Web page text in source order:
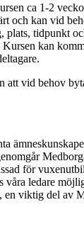
ca 1-2
och kan vid
plats, tidpunkt
kan
att vid behov
för
våra ledare
en viktig del av